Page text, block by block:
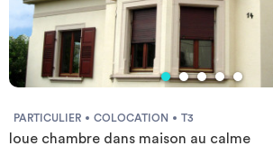
PARTICULIER COLOCATION T3
loue chambre dans maison au calme